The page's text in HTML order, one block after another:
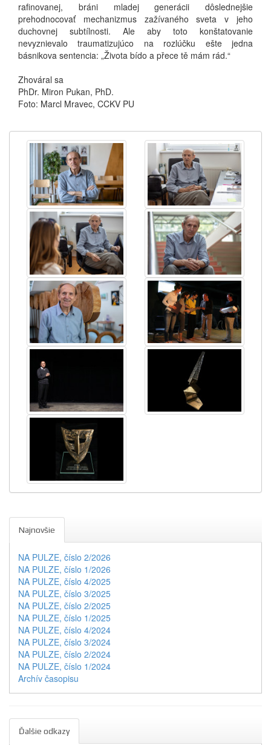
rafinovanej, bráni mladej generácii dôslednejšie
prehodnocovať mechanizmus zažívaného sveta v jeho
duchovnej subtílnosti. Ale aby toto konštatovanie
nevyznievalo traumatizujúco na rozlúčku ešte jedna
básnikova sentencia: „Života bído a přece tě mám rád.“
Zhováral sa
PhDr. Miron Pukan, PhD.
Foto: Marcl Mravec, CCKV PU
Najnovšie
NA PULZE, číslo 2/2026
NA PULZE, číslo 1/2026
NA PULZE, číslo 4/2025
NA PULZE, číslo 3/2025
NA PULZE, číslo 2/2025
NA PULZE, číslo 1/2025
NA PULZE, číslo 4/2024
NA PULZE, číslo 3/2024
NA PULZE, číslo 2/2024
NA PULZE, číslo 1/2024
Archív časopisu
Ďalšie odkazy